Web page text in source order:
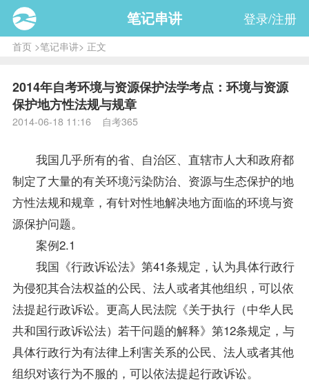
笔记串讲 登录/注册
首页>笔记串讲> 正文
2014年自考环境与资源保护法学考点：环境与资源
保护地方性法规与规章
2014-06-18 11:16 自考365
我国几乎所有的省、自治区、直辖市人大和政府都
制定了大量的有关环境污染防治、资源与生态保护的地
方性法规和规章，有针对性地解决地方面临的环境与资
源保护问题。
案例2.1
我国《行政诉讼法》第41条规定，认为具体行政行
为侵犯其合法权益的公民、法人或者其他组织，可以依
法提起行政诉讼。更高人民法院《关于执行（中华人民
共和国行政诉讼法）若干问题的解释》第12条规定，与
具体行政行为有法律上利害关系的公民、法人或者其他
组织对该行为不服的，可以依法提起行政诉讼。